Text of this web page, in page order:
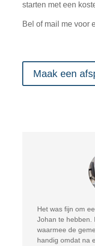
starten met een
Bel of mail me voor
Maak een
Het was fijn om
Johan te hebben.
waarmee de
handig omdat na